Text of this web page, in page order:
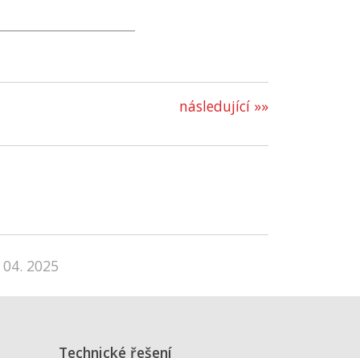
následující »»
2025
Technické řešení